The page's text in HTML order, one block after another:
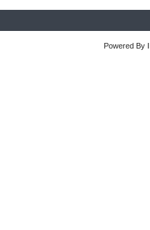
Powered By